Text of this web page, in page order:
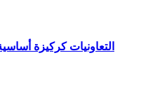
التعاونيات كركيزة